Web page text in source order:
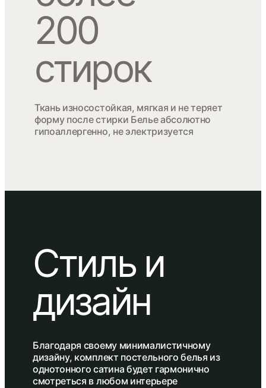
200
стирок
Ткань износостойкая, мягкая и не теряет
форму после стирки Белье абсолютно
гипоаллергенно, не электризуется
Стиль и
дизайн
Благодаря своему минималистичному
дизайну, комплект постельного белья из
однотонного сатина будет гармонично
смотреться в любом интерьере